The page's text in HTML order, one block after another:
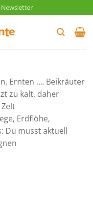
Newsletter
Ernten …. Beikräuter
zu kalt, daher
Erdflöhe,
Du musst aktuell